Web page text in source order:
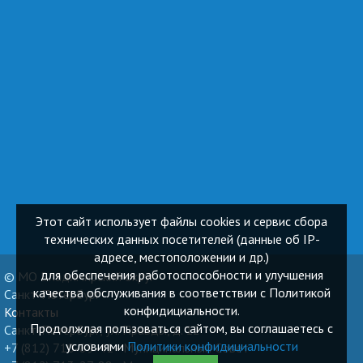
© МО Владимирский округ
Санкт-Петербург
Контакты
Санкт-Петербург, ул. Правды, д. 12
+7 (812) 710-89-41 - Муниципальный Cовет
Этот сайт использует файлы cookies и сервис сбора
технических данных посетителей (данные об IP-
адресе, местоположении и др.)
для обеспечения работоспособности и улучшения
качества обслуживания в соответствии с Политикой
конфидициальности.
Продолжлая пользоваться сайтом, вы соглашаетесь с
условиямиПолитики конфидициальности